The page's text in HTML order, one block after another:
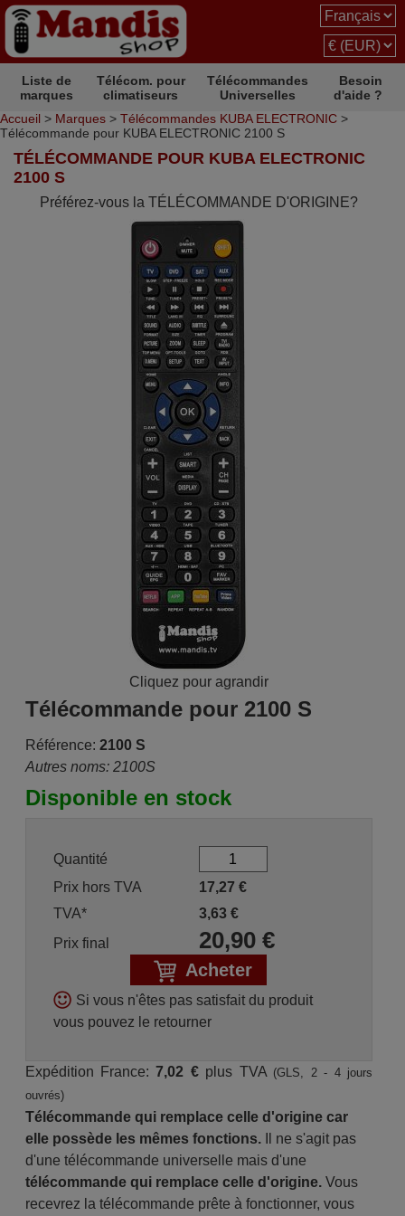
Liste de
marques
Télécom. pour
climatiseurs
Télécommandes
Universelles
Besoin
d'aide ?
Accueil > Marques > Télécommandes KUBA ELECTRONIC >
Télécommande pour KUBA ELECTRONIC 2100 S
TÉLÉCOMMANDE POUR KUBA ELECTRONIC
2100 S
Préférez-vous la TÉLÉCOMMANDE D'ORIGINE?
Cliquez pour agrandir
Télécommande pour 2100 S
Référence: 2100 S
Autres noms: 2100S
Disponible en stock
Quantité
Prix hors TVA
17,27 €
TVA*
3,63€
Prix final
20,90€
Acheter
Si vous n'êtes pas satisfait du produit
vous pouvez le retourner
Expédition France:7,02 €plus TVA (GLS, 2 - 4 jours
ouvrés)
Télécommande qui remplace celle d'origine car
elle possède les mêmes fonctions.Il ne s'agit pas
d'une télécommande universelle mais d'une
télécommande qui remplace celle d'origine.Vous
recevrez la télécommande prête à fonctionner, vous